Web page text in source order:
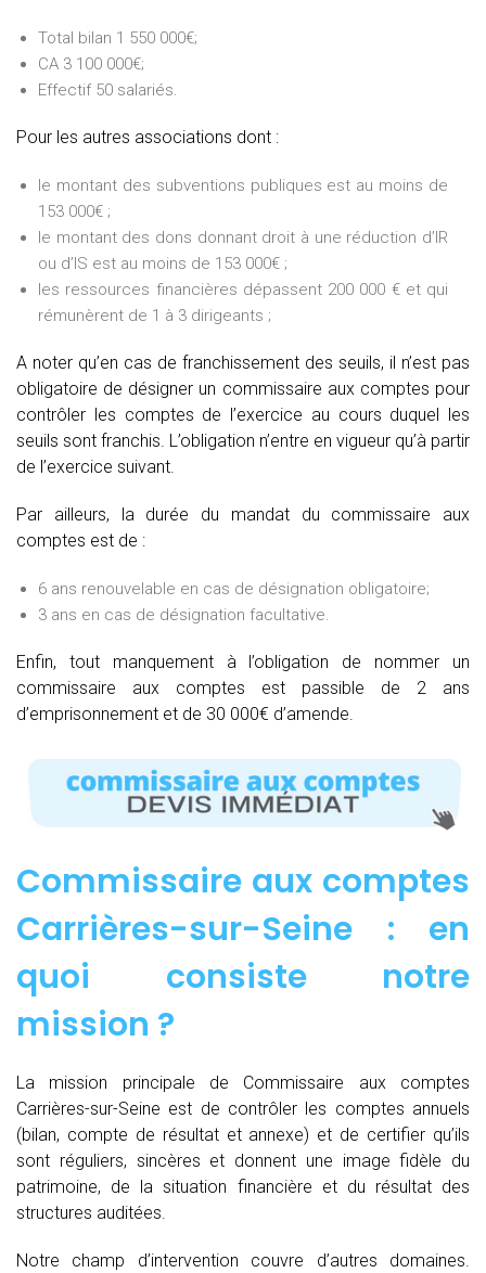
Total bilan 1 550 000€;
CA 3 100 000€;
Effectif 50 salariés.
Pour les autres associations dont :
le montant des subventions publiques est au moins de
153 000€ ;
le montant des dons donnant droit à une réduction d’IR
ou d’IS est au moins de 153 000€ ;
les ressources financières dépassent 200 000 € et qui
rémunèrent de 1 à 3 dirigeants ;
A noter qu’en cas de franchissement des seuils, il n’est pas
obligatoire de désigner un commissaire aux comptes pour
contrôler les comptes de l’exercice au cours duquel les
seuils sont franchis. L’obligation n’entre en vigueur qu’à partir
de l’exercice suivant.
Par ailleurs, la durée du mandat du commissaire aux
comptes est de :
6 ans renouvelable en cas de désignation obligatoire;
3 ans en cas de désignation facultative.
Enfin, tout manquement à l’obligation de nommer un
commissaire aux comptes est passible de 2 ans
d’emprisonnement et de 30 000€ d’amende.
Commissaire aux comptes
Carrières-sur-Seine : en
quoi consiste notre
mission ?
La mission principale de Commissaire aux comptes
Carrières-sur-Seine est de contrôler les comptes annuels
(bilan, compte de résultat et annexe) et de certifier qu’ils
sont réguliers, sincères et donnent une image fidèle du
patrimoine, de la situation financière et du résultat des
structures auditées.
Notre champ d’intervention couvre d’autres domaines.